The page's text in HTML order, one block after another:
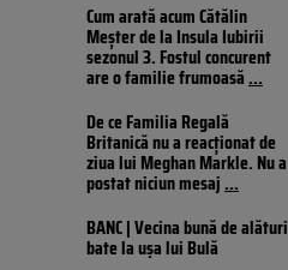
Cum arată acum Cătălin
Meșter de la Insula Iubirii
sezonul 3. Fostul concurent
are o familie frumoasă...
De ce Familia Regală
Britanică nu a reacționat de
ziua lui Meghan Markle. Nu a
postat niciun mesaj...
BANC | Vecina bună de alături
bate la ușa lui Bulă